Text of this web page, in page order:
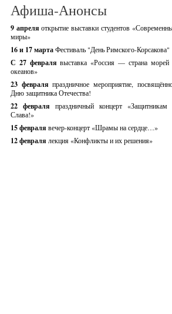
Афиша-Анонсы
9 апреляоткрытие выставки студентов
миры»
16 и 17 мартаФестиваль "День Римского-Корсакова"
С 27 февралявыставка «Россия — страна морей
океанов»
23 февраляпраздничное мероприятие,
Дню защитника Отечества!
22 февраля праздничный концерт «Защитникам
Слава!»
15 февраля вечер-концерт «Шрамы на сердце…»
12 февраля лекция «Конфликты и их решения»